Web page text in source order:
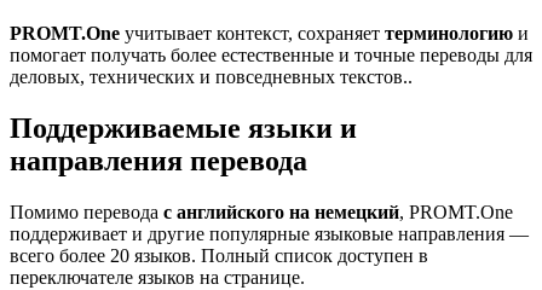
PROMT.One учитывает контекст, сохраняет терминологию и
помогает получать более естественные и точные переводы для
деловых, технических и повседневных текстов..
Поддерживаемые языки и
направления перевода
Помимо перевода с английского на немецкий, PROMT.One
поддерживает и другие популярные языковые направления —
всего более 20 языков. Полный список доступен в
переключателе языков на странице.